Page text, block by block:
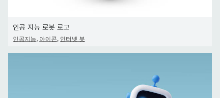
인공 지능 로봇 로고
인공지능, 아이콘, 인터넷 봇